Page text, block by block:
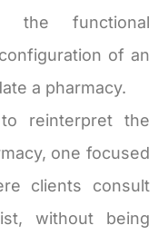
the functional
of an
a pharmacy.
reinterpret the
one focused
clients consult
without being